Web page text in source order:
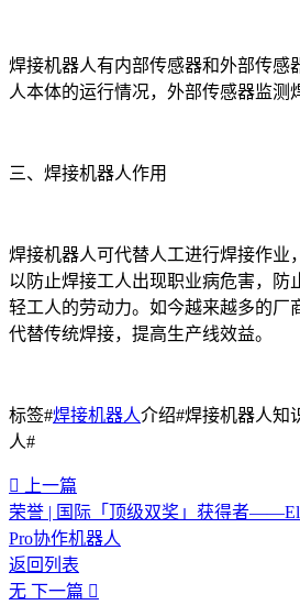
焊接机器人有内部传感器和外部传感
人本体的运行情况，外部传感器监测
三、焊接机器人作用
焊接机器人可代替人工进行焊接作业
以防止焊接工人出现职业病危害，防
轻工人的劳动力。如今越来越多的厂
代替传统焊接，提高生产线效益。
标签#焊接机器人介绍#焊接机器人知
人#
上一篇
荣誉 | 国际「顶级双奖」获得者
Pro协作机器人
返回列表
无 下一篇